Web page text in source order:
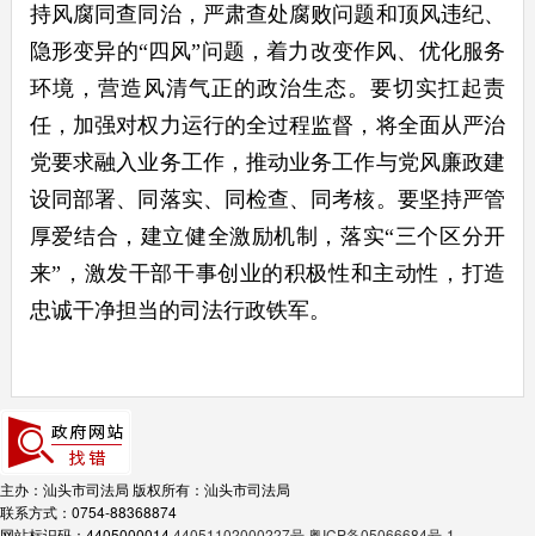
持风腐同查同治，严肃查处腐败问题和顶风违纪、
隐形变异的“四风”问题，着力改变作风、优化服务
环境，营造风清气正的政治生态。要切实扛起责
任，加强对权力运行的全过程监督，将全面从严治
党要求融入业务工作，推动业务工作与党风廉政建
设同部署、同落实、同检查、同考核。要坚持严管
厚爱结合，建立健全激励机制，落实“三个区分开
来”，激发干部干事创业的积极性和主动性，打造
忠诚干净担当的司法行政铁军。
主办：汕头市司法局 版权所有：汕头市司法局
联系方式：0754-88368874